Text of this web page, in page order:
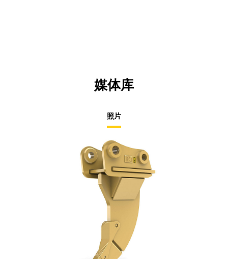
媒体库
照片